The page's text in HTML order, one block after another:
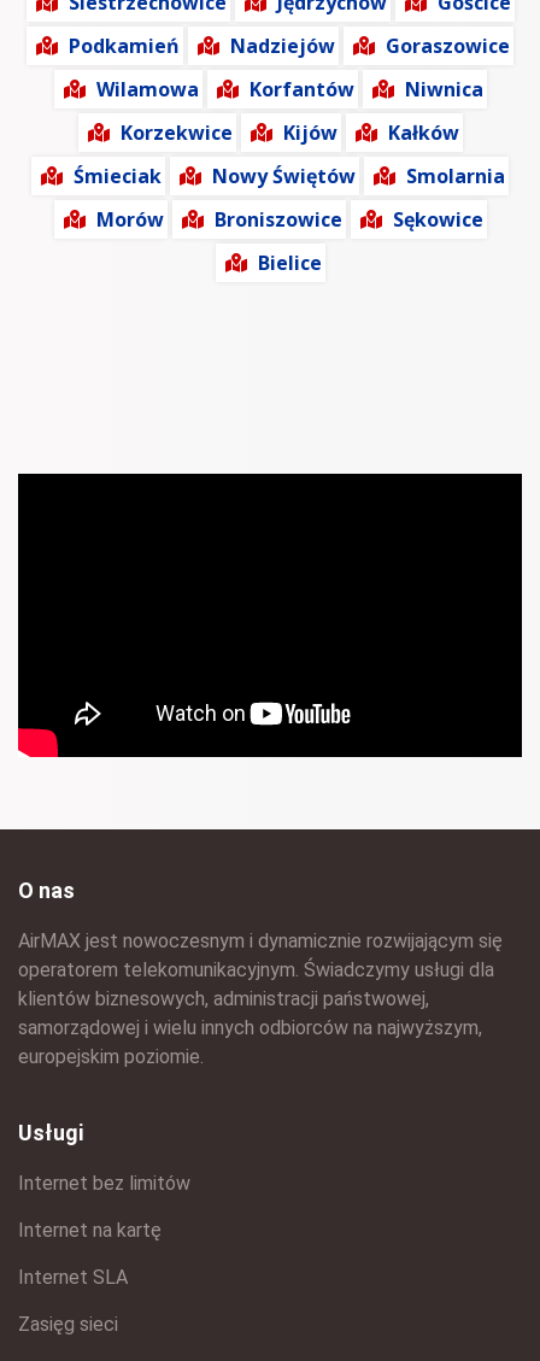
Podkamień
Nadziejów
Goraszowice
Wilamowa
Korfantów
Niwnica
Korzekwice
Kijów
Kałków
Śmieciak
Nowy Świętów
Smolarnia
Morów
Broniszowice
Sękowice
Bielice
O nas
AirMAX jest nowoczesnym i dynamicznie rozwijającym się
operatorem telekomunikacyjnym. Świadczymy usługi dla
klientów biznesowych, administracji państwowej,
samorządowej i wielu innych odbiorców na najwyższym,
europejskim poziomie.
Usługi
Internet bez limitów
Internet na kartę
Internet SLA
Zasięg sieci